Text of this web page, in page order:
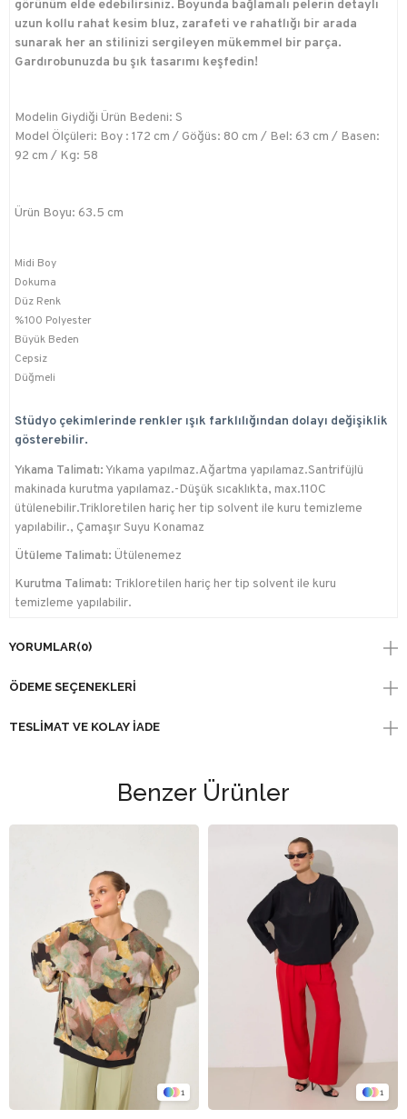
görünüm elde edebilirsiniz. Boyunda bağlamalı pelerin detaylı
uzun kollu rahat kesim bluz, zarafeti ve rahatlığı bir arada
sunarak her an stilinizi sergileyen mükemmel bir parça.
Gardırobunuzda bu şık tasarımı keşfedin!
Modelin Giydiği Ürün Bedeni: S
Model Ölçüleri: Boy : 172 cm / Göğüs: 80 cm / Bel: 63 cm / Basen:
92 cm / Kg: 58
Ürün Boyu: 63.5 cm
Midi Boy
Dokuma
Düz Renk
%100 Polyester
Büyük Beden
Cepsiz
Düğmeli
Stüdyo çekimlerinde renkler ışık farklılığından dolayı değişiklik
gösterebilir.
Yıkama Talimatı:Yıkama yapılmaz.Ağartma yapılamaz.Santrifüjlü
makinada kurutma yapılamaz.-Düşük sıcaklıkta, max.110C
ütülenebilir.Trikloretilen hariç her tip solvent ile kuru temizleme
yapılabilir., Çamaşır Suyu Konamaz
Ütüleme Talimatı: Ütülenemez
Kurutma Talimatı: Trikloretilen hariç her tip solvent ile kuru
temizleme yapılabilir.
YORUMLAR(0)
ÖDEME SEÇENEKLERI
TESLIMAT VE KOLAY İADE
Benzer Ürünler
1 1